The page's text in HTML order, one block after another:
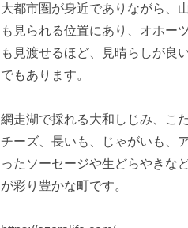
大都市圏が身近でありながら、
も見られる位置にあり、オホー
も見渡せるほど、見晴らしが良
でもあります。
網走湖で採れる大和しじみ、こ
チーズ、長いも、じゃがいも、
ったソーセージや生どらやきな
が彩り豊かな町です。